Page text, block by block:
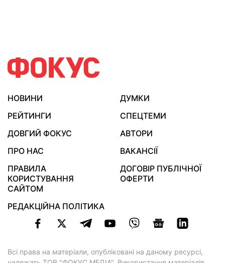
НОВИНИ
ДУМКИ
РЕЙТИНГИ
СПЕЦТЕМИ
ДОВГИЙ ФОКУС
АВТОРИ
ПРО НАС
ВАКАНСІЇ
ПРАВИЛА
КОРИСТУВАННЯ
САЙТОМ
ДОГОВІР ПУБЛІЧНОЇ
ОФЕРТИ
РЕДАКЦІЙНА ПОЛІТИКА
Всі права на матеріали, опубліковані на даному ресурсі,